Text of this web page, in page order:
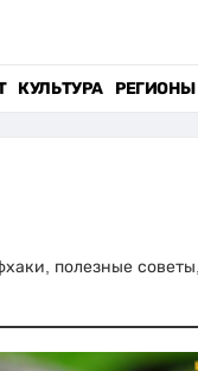
КУЛЬТУРА РЕГИОНЫ
полезные советы,